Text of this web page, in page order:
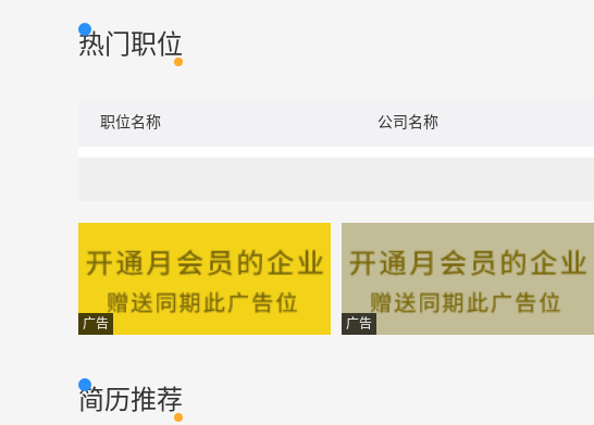
热门职位
职位名称 公司名称
广告 广告
简历推荐